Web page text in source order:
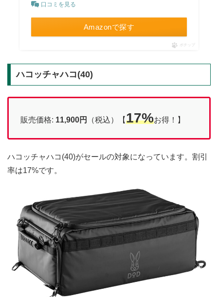
口コミを見る
Amazonで探す
ポチップ
ハコッチャハコ(40)
販売価格: 11,900円 （税込）【17%お得！】
ハコッチャハコ(40)がセールの対象になっています。割引
率は17%です。